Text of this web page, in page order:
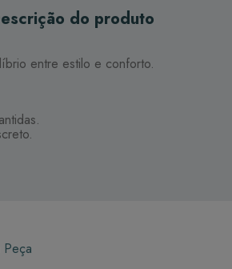
do produto
entre estilo e conforto.
Peça